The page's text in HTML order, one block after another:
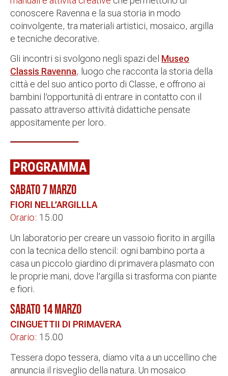
conoscere Ravenna e la sua storia in modo
coinvolgente, tra materiali artistici, mosaico, argilla
e tecniche decorative.
Gli incontri si svolgono negli spazi del Museo
Classis Ravenna, luogo che racconta la storia della
città e del suo antico porto di Classe, e offrono ai
bambini l’opportunità di entrare in contatto con il
passato attraverso attività didattiche pensate
appositamente per loro.
PROGRAMMA
SABATO 7 MARZO
FIORI NELL’ARGILLLA
Orario: 15.00
Un laboratorio per creare un vassoio fiorito in argilla
con la tecnica dello stencil: ogni bambino porta a
casa un piccolo giardino di primavera plasmato con
le proprie mani, dove l’argilla si trasforma con piante
e fiori.
SABATO 14 MARZO
CINGUETTII DI PRIMAVERA
Orario: 15.00
Tessera dopo tessera, diamo vita a un uccellino che
annuncia il risveglio della natura. Un mosaico